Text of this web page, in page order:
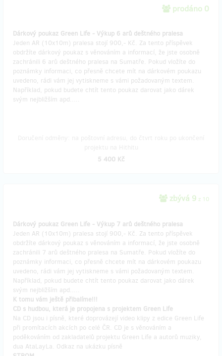
prodáno 0
Dárkový poukaz Green Life - Výkup 6 arů deštného pralesa
Jeden AR (10x10m) pralesa stojí 900,- Kč. Za tento příspěvek
obdržíte dárkový poukaz s věnováním a informací, že jste osobně
zachránili 6 arů deštného pralesa na Sumatře. Pokud vložíte do
poznámky informaci, co přesně chcete mít na dárkovém poukazu
uvedeno, rádi vám jej vytiskneme s vámi požadovaným textem.
Například, pokud budete chtít tento poukaz darovat jako dárek
svým nejbližším apd.....
5 400 Kč
zbývá 9 z 10
Dárkový poukaz Green Life - Výkup 7 arů deštného pralesa
Jeden AR (10x10m) pralesa stojí 900,- Kč. Za tento příspěvek
obdržíte dárkový poukaz s věnováním a informací, že jste osobně
zachránili 7 arů deštného pralesa na Sumatře. Pokud vložíte do
poznámky informaci, co přesně chcete mít na dárkovém poukazu
uvedeno, rádi vám jej vytiskneme s vámi požadovaným textem.
Například, pokud budete chtít tento poukaz darovat jako dárek
svým nejbližším apd.....
K tomu vám ještě přibalíme!!!
CD s hudbou, která je propojena s projektem Green Life
Na CD jsou i písně, které doprovázejí video klipy z edice Green Life
při promítacích akcích po celé ČR. CD je s věnováním a
poděkováním od zakladatelů projektu Green Life a autorů muziky,
dua AtaLayLa. Odkaz na ukázku písně